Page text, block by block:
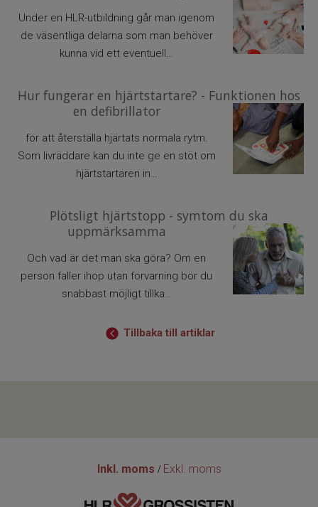
Under en HLR-utbildning går man igenom
de väsentliga delarna som man behöver
kunna vid ett eventuell…
Hur fungerar en hjärtstartare? - Funktionen hos
en defibrillator
för att återställa hjärtats normala rytm.
Som livräddare kan du inte ge en stöt om
hjärtstartaren in…
Plötsligt hjärtstopp - symtom du ska
uppmärksamma
Och vad är det man ska göra? Om en
person faller ihop utan förvarning bör du
snabbast möjligt tillka…
Tillbaka till artiklar
Inkl. moms / Exkl. moms